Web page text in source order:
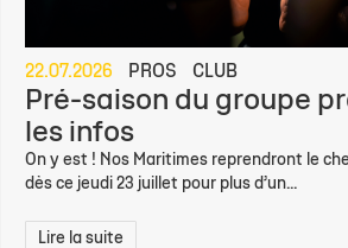
22.07.2026 PROS CLUB
Pré-saison du groupe
les infos
On y est ! Nos Maritimes reprendront le
dès ce jeudi 23 juillet pour plus d’un...
Lire la suite